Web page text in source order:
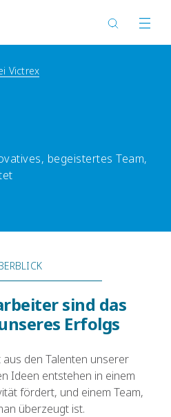
Victrex
begeistertes Team,
sind das
Erfolgs
den Talenten unserer
Ideen entstehen in einem
fördert, und einem Team,
überzeugt ist.